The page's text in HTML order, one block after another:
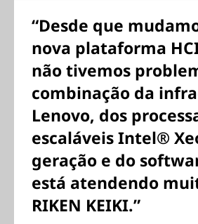
“Desde que
nova plataforma
não tivemos
combinação da
Lenovo, dos
escaláveis Intel®
geração e do
está atendendo
RIKEN KEIKI.”